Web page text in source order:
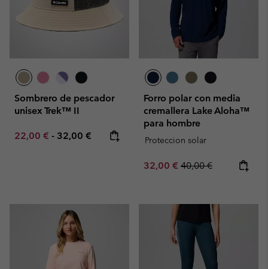
Sombrero de pescador
unisex Trek™ II
Minimum sale price:
22,00 € - Maximum price:
32,00 €
Forro polar con media
cremallera Lake Aloha™
para hombre
Proteccion solar
Sale price:
32,00 € Regular price:
40,00 €